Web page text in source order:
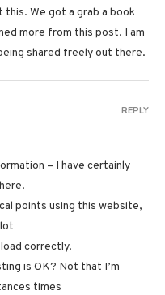
We got a grab a book
more from this post. I am
shared freely out there.
– I have certainly
points using this website,
correctly.
is OK? Not that I’m
times
REPLY